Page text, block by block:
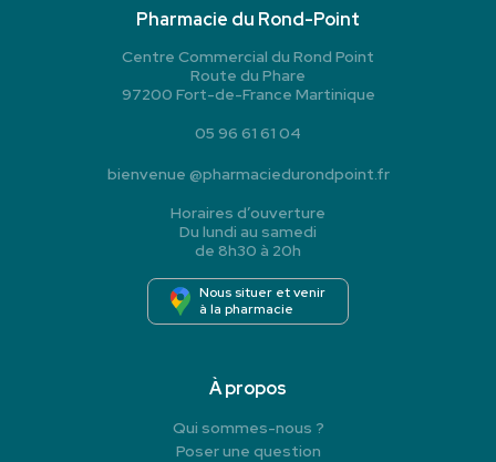
Pharmacie du Rond-Point
Centre Commercial du Rond Point
Route du Phare
97200 Fort-de-France Martinique
05 96 61 61 04
bienvenue @pharmaciedurondpoint.fr
Horaires d’ouverture
Du lundi au samedi
de 8h30 à 20h
Nous situer et venir
à la pharmacie
À propos
Qui sommes-nous ?
Poser une question